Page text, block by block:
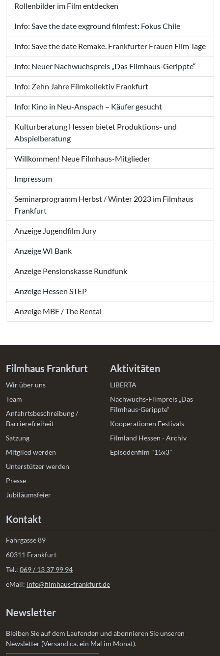
Rollenbilder im Film entdecken
Info: Save the date exground filmfest: Fokus Chile
Info: Save the date Remake. Frankfurter Frauen Film Tage
Info: Neuer Nachwuchspreis „Das Filmhaus-Gerippte“
Info: Zehn Jahre Filmkollektiv Frankfurt
Info: Kino in Neu-Anspach – Käufer gesucht
Kulturberatung Hessen bietet Produktions- und
Abspielberatung
Willkommen! Neue Filmhaus-Mitglieder
Impressum
Seminarprogramm Herbst / Winter 2023 im Filmhaus
Frankfurt
Anzeige Jugendfilm Jury
Anzeige WI Bank
Anzeige Pensionskasse Rundfunk
Anzeige Hessen STEP
Anzeige MBF / The Rental
Filmhaus Frankfurt
Wir über uns
Team
Anfahrtsbeschreibung /
Barrierefreiheit
Satzung
Mitglied werden
Unterstützer werden
Presse
Jubiläumsfeier
Aktivitäten
LIBERTA
Nachwuchs-Filmpreis „Das
Filmhaus-Gerippte“
Kooperationen Festivals
Filmland Hessen - Archiv
Episodenfilm "15x3"
Kontakt
Fahrgasse 89
60311 Frankfurt
Tel.: 069 / 13 37 99 94
eMail: info@filmhaus-frankfurt.de
Newsletter
Bleiben Sie auf dem Laufenden und abonnieren Sie unseren
Newsletter (Versand ca. ein Mal im Monat).